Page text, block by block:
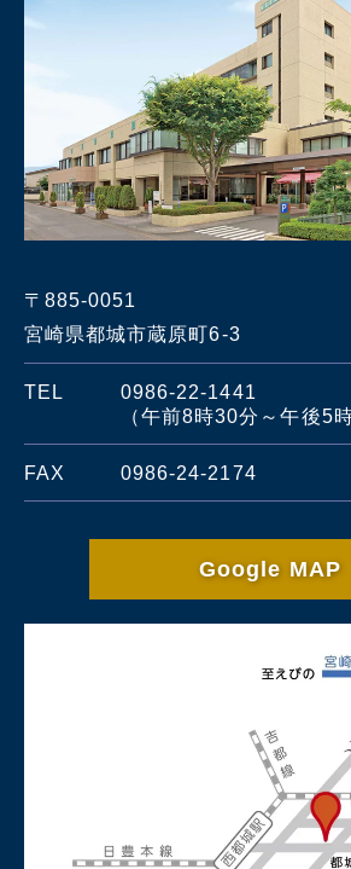
〒885-0051
宮崎県都城市蔵原町6-3
TEL
0986-22-1441
（午前8時30分～午後5
FAX 0986-24-2174
Google MAP